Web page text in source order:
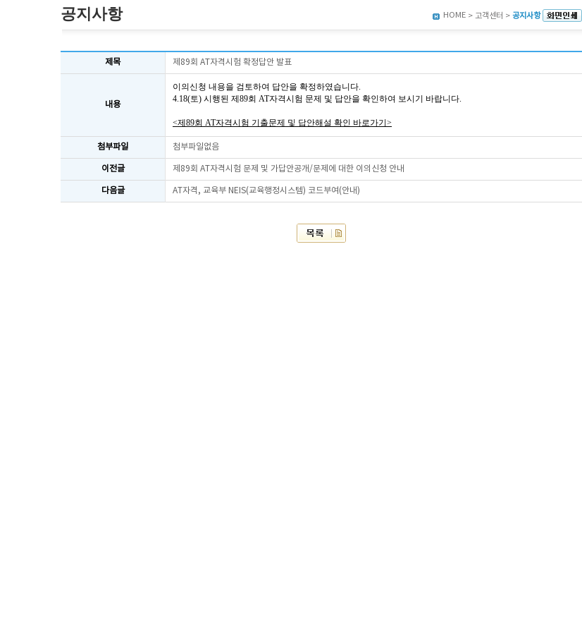
공지사항 HOME > 고객센터 > 공지사항
제목 제89회 AT자격시험 확정답안 발표
내용
이의신청 내용을 검토하여 답안을 확정하였습니다.
4.18(토) 시행된 제89회 AT자격시험 문제 및 답안을 확인하여 보시기 바랍니다.
<제89회 AT자격시험 기출문제 및 답안해설 확인 바로가기>
첨부파일 첨부파일없음
이전글 제89회 AT자격시험 문제 및 가답안공개/문제에 대한 이의신청 안내
다음글 AT자격, 교육부 NEIS(교육행정시스템) 코드부여(안내)